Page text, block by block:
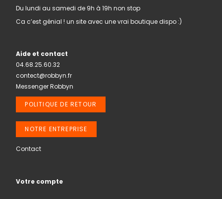
Du lundi au samedi de 9h à 19h non stop
Ca c’est génial ! un site avec une vrai boutique dispo :)
Aide et contact
04.68.25.60.32
contect@robbyn.fr
Messenger Robbyn
POLITIQUE DE RETOUR
NOTRE ENTREPRISE
Contact
Votre compte